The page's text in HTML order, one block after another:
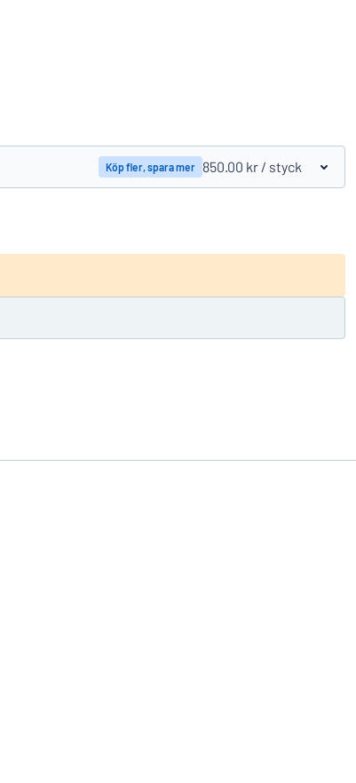
Köp fler, spara mer 850.00 kr / styck